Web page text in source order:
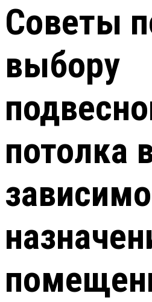
Советы
выбору
потолка